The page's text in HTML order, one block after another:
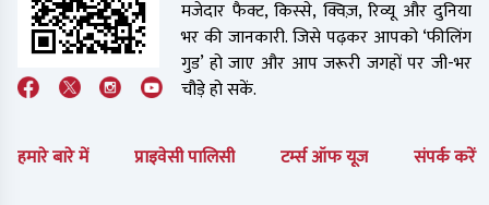
मजेदार फैक्ट, किस्से, क्विज़, रिव्यू और दुनिया
भर की जानकारी. जिसे पढ़कर आपको ‘फीलिंग
गुड’ हो जाए और आप जरूरी जगहों पर जी-भर
चौड़े हो सकें.
हमारे बारे में प्राइवेसी पालिसी टर्म्स ऑफ यूज संपर्क करें